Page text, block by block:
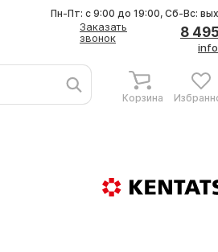
Заказать
звонок
8
Пн-Пт: с 9:00 до 19:00, Сб-Вс:
Корзина